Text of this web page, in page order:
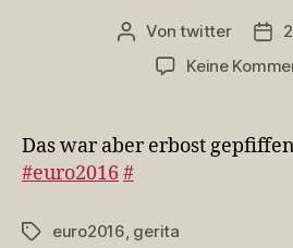
Beitragsautor
Vontwitter
Keine
Das war aber erbost
#euro2016 #
Schlagwörter
euro2016 gerita